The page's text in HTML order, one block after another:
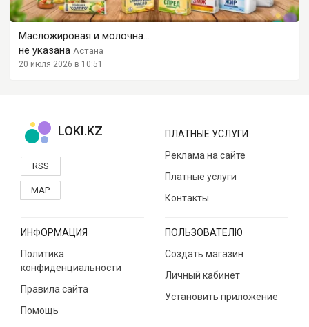
Масложировая и молочна...
не указана Астана
20 июля 2026 в 10:51
LOKI.KZ
RSS
MAP
ПЛАТНЫЕ УСЛУГИ
Реклама на сайте
Платные услуги
Контакты
ИНФОРМАЦИЯ
Политика
конфиденциальности
Правила сайта
Помощь
ПОЛЬЗОВАТЕЛЮ
Создать магазин
Личный кабинет
Установить приложение